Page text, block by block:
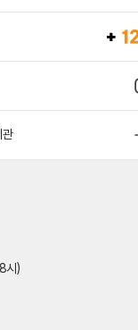
관
시)